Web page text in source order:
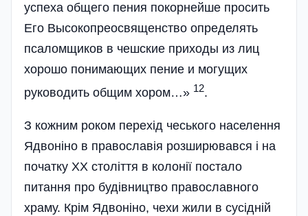
успеха общего пения покорнейше просить
Его Высокопреосвященство определять
псаломщиков в чешские приходы из лиц
хорошо понимающих пение и могущих
руководить общим хором…» 12.
З кожним роком перехід чеського населення
Ядвоніно в православія розширювався і на
початку ХХ століття в колонії постало
питання про будівництво православного
храму. Крім Ядвоніно, чехи жили в сусідній